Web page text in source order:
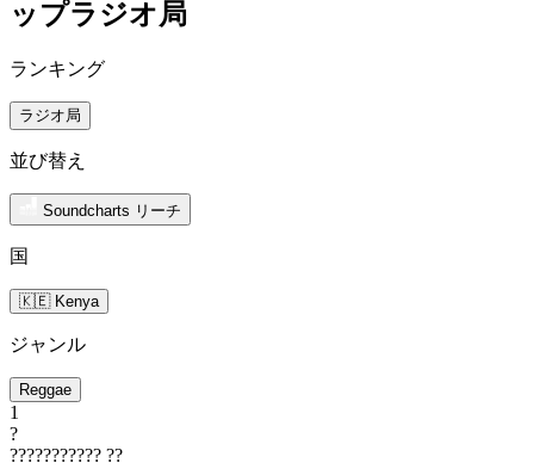
ップラジオ局
ランキング
ラジオ局
並び替え
Soundcharts リーチ
国
🇰🇪 Kenya
ジャンル
Reggae
1
?
??????????? ??